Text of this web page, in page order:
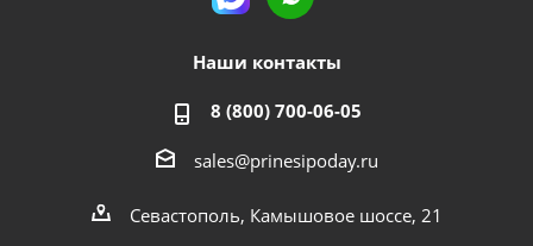
Наши контакты
8 (800) 700-06-05
sales@prinesipoday.ru
Севастополь, Камышовое шоссе, 21